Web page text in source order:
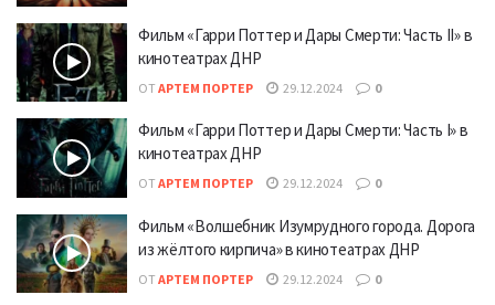
Фильм «Гарри Поттер и Дары Смерти: Часть II» в
кинотеатрах ДНР
ОТ АРТЕМ ПОРТЕР 29.12.2024 0
Фильм «Гарри Поттер и Дары Смерти: Часть I» в
кинотеатрах ДНР
ОТ АРТЕМ ПОРТЕР 29.12.2024 0
Фильм «Волшебник Изумрудного города. Дорога
из жёлтого кирпича» в кинотеатрах ДНР
ОТ АРТЕМ ПОРТЕР 29.12.2024 0